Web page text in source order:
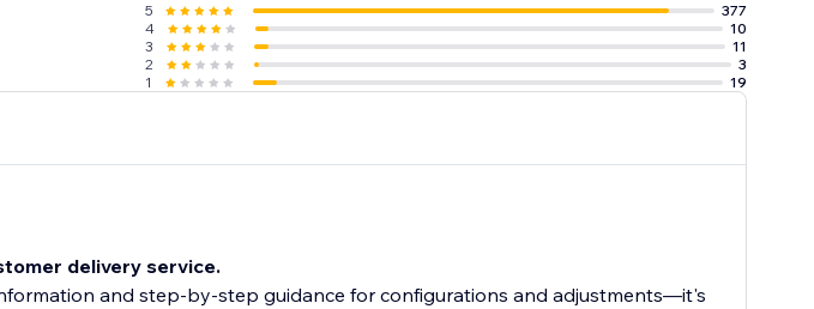
5
377
4
10
3
11
2
3
1
19
delivery service.
and step-by-step guidance for configurations and adjustments—it's